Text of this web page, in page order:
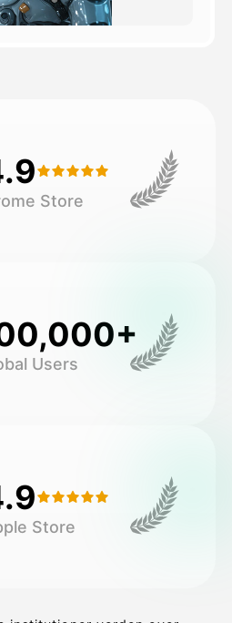
Store
Users
Store